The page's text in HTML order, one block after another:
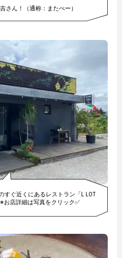
さん！（通称：またぺー）
すぐ近くにあるレストラン「L LOT
店詳細は写真をクリック✅